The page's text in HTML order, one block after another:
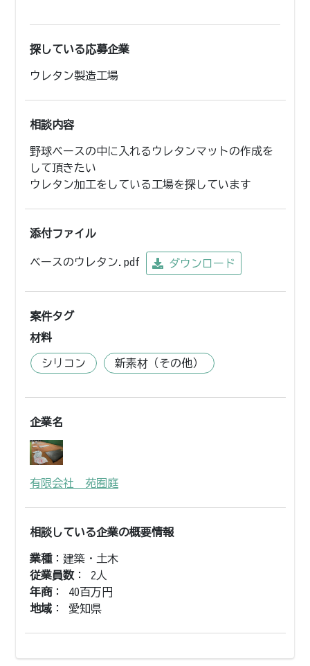
探している応募企業
ウレタン製造工場
相談内容
野球ベースの中に入れるウレタンマットの作成を
して頂きたい
ウレタン加工をしている工場を探しています
添付ファイル
ベースのウレタン.pdf ダウンロード
案件タグ
材料
シリコン 新素材（その他）
企業名
有限会社 苑囿庭
相談している企業の概要情報
業種：建築・土木
従業員数： 2人
年商： 40百万円
地域 ： 愛知県